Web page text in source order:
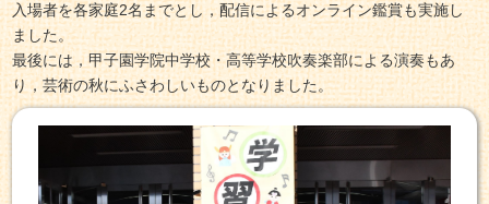
入場者を各家庭2名までとし，配信によるオンライン鑑賞も実施し
ました。
最後には，甲子園学院中学校・高等学校吹奏楽部による演奏もあ
り，芸術の秋にふさわしいものとなりました。